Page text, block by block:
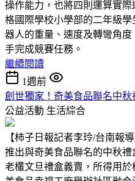
操作能力，也將四則運算實
格國際學校小學部的二年級
器人的重量、速度及轉彎角
手完成競賽任務。
繼續閱讀
1週前
創世獨家！奇美食品聯名中
公益活動 生活綜合
【柿子日報記者李玲/台南報
推出與奇美食品聯名的中秋
老欉文旦禮盒義賣，所得用